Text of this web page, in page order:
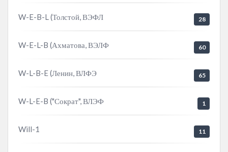
W-E-B-L (Толстой, ВЭФЛ 28
W-E-L-B (Ахматова, ВЭЛФ 60
W-L-B-E (Ленин, ВЛФЭ 65
W-L-E-B ("Сократ", ВЛЭФ 1
Will-1 11